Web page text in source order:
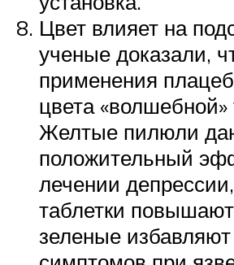
Цвет влияет на
ученые доказали,
применения
цвета «волшебной»
Желтые пилюли
положительный
лечении
таблетки
зеленые избавляют